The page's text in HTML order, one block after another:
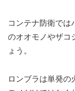
コンテナ防衛では
のオオモノやザコ
ょう。
ロンブラは単発の